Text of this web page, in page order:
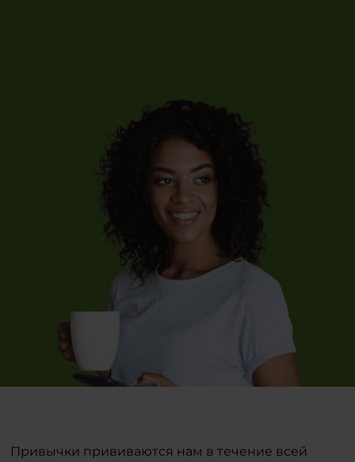
Привычки прививаются нам в течение всей